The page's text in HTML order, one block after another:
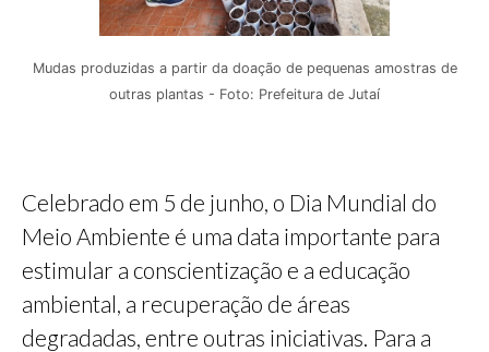
Mudas produzidas a partir da doação de pequenas amostras de
outras plantas - Foto: Prefeitura de Jutaí
Celebrado em 5 de junho, o Dia Mundial do
Meio Ambiente é uma data importante para
estimular a conscientização e a educação
ambiental, a recuperação de áreas
degradadas, entre outras iniciativas. Para a